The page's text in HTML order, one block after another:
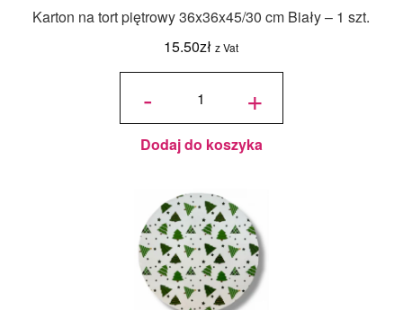
Karton na tort piętrowy 36x36x45/30 cm Biały – 1 szt.
15.50zł z Vat
-
ilość Karton
36x36x45/30
cm Biały - 1
szt. +
Dodaj do koszyka